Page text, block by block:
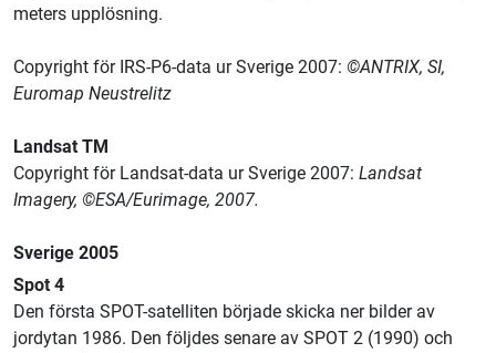
meters upplösning.
Copyright för IRS-P6-data ur Sverige 2007: ©ANTRIX, SI,
Euromap Neustrelitz
Landsat TM
Copyright för Landsat-data ur Sverige 2007: Landsat
Imagery, ©ESA/Eurimage, 2007.
Sverige 2005
Spot 4
Den första SPOT-satelliten började skicka ner bilder av
jordytan 1986. Den följdes senare av SPOT 2 (1990) och